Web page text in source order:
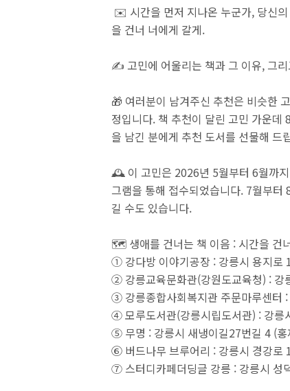
✉️ 시간을 먼저 지나온 누군가, 당신
을 건너 너에게 갈게.
✍️ 고민에 어울리는 책과 그 이유, 그
🎁 여러분이 남겨주신 추천은 비슷한
정입니다. 책 추천이 달린 고민 가운데
을 남긴 분에게 추천 도서를 선물해 드
🕰️ 이 고민은 2026년 5월부터 6월까
그램을 통해 접수되었습니다. 7월부
길 수도 있습니다.
🗺️ 생애를 건너는 책 이음 : 시간을 건
① 강다방 이야기공장 : 강릉시 용지로
② 강릉교육문화관(강원도교육청) :
③ 강릉종합사회복지관 주문마루센터
④ 모루도서관(강릉시립도서관) : 강
⑤ 무명 : 강릉시 새냉이길27번길 4 (
⑥ 버드나무 브루어리 : 강릉시 경강로
⑦ 스터디카페더딩글 강릉 : 강릉시